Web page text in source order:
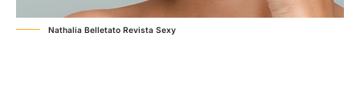
Nathalia Belletato Revista Sexy